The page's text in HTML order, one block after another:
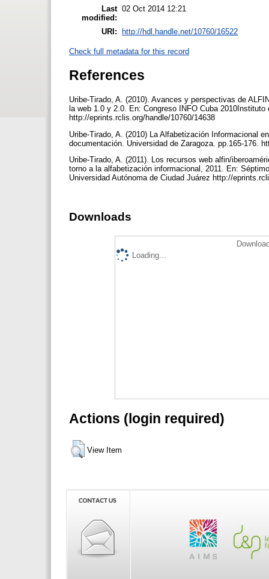
Last
modified:
02 Oct 2014 12:21
URI: http://hdl.handle.net/10760/16522
Check full metadata for this record
References
Uribe-Tirado, A. (2010). Avances y perspectivas de
la web 1.0 y 2.0. En: Congreso INFO Cuba
http://eprints.rclis.org/handle/10760/14638
Uribe-Tirado, A. (2010) La Alfabetización Informacional
documentación. Universidad de Zaragoza. pp.165-176.
Uribe-Tirado, A. (2011). Los recursos web alfin/
torno a la alfabetización informacional, 2011. En:
Universidad Autónoma de Ciudad Juárez http://
Downloads
Loading...
Actions (login required)
View Item